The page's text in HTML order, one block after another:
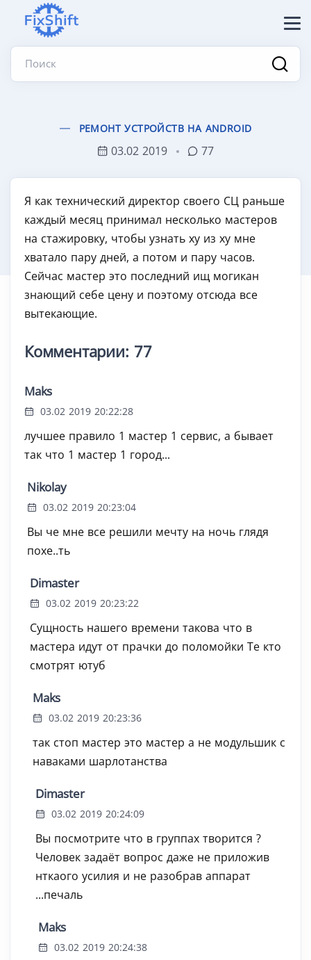
Поиск
РЕМОНТ УСТРОЙСТВ НА ANDROID
03.02 2019 77
Я как технический директор своего СЦ раньше
каждый месяц принимал несколько мастеров
на стажировку, чтобы узнать ху из ху мне
хватало пару дней, а потом и пару часов.
Сейчас мастер это последний ищ могикан
знающий себе цену и поэтому отсюда все
вытекающие.
Комментарии: 77
Maks
03.02 2019 20:22:28
лучшее правило 1 мастер 1 сервис, а бывает
так что 1 мастер 1 город...
Nikolay
03.02 2019 20:23:04
Вы че мне все решили мечту на ночь глядя
похе..ть
Dimaster
03.02 2019 20:23:22
Сущность нашего времени такова что в
мастера идут от прачки до поломойки Те кто
смотрят ютуб
Maks
03.02 2019 20:23:36
так стоп мастер это мастер а не модульшик с
наваками шарлотанства
Dimaster
03.02 2019 20:24:09
Вы посмотрите что в группах творится ?
Человек задаёт вопрос даже не приложив
нткаого усилия и не разобрав аппарат
...печаль
Maks
03.02 2019 20:24:38